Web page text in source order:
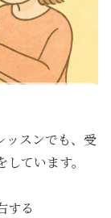
ッスンでも、受
しています。
する